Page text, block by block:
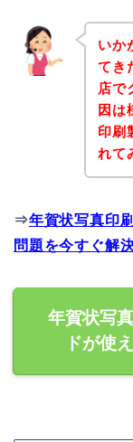
いか
てき
店で
因は
印刷
れて
⇒年賀状写真印
問題を今すぐ解
年賀状写
ドが使